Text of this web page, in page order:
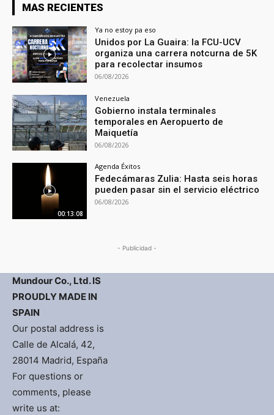
MAS RECIENTES
Ya no estoy pa eso
Unidos por La Guaira: la FCU-UCV
organiza una carrera notcurna de 5K
para recolectar insumos
06/08/2026
Venezuela
Gobierno instala terminales
temporales en Aeropuerto de
Maiquetía
06/08/2026
00:13:08
Agenda Éxitos
Fedecámaras Zulia: Hasta seis horas
pueden pasar sin el servicio eléctrico
06/08/2026
- Publicidad -
Mundour Co., Ltd. IS
PROUDLY MADE IN
SPAIN
Our postal address is
Calle de Alcalá, 42,
28014 Madrid, España
For questions or
comments, please
write us at: